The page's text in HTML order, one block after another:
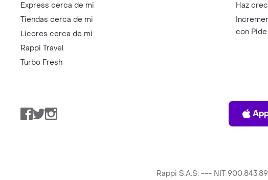
Express cerca de mi
Tiendas cerca de mi
Licores cerca de mi
Rappi Travel
Turbo Fresh
Haz
con
Facebook
TwitterInstagram
Rappi S.A.S. --- NIT